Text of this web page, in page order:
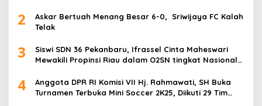
2
Askar Bertuah Menang Besar 6-0, Sriwijaya FC Kalah
Telak
3
Siswi SDN 36 Pekanbaru, Ifrassel Cinta Maheswari
Mewakili Propinsi Riau dalam O2SN tingkat Nasional
4
Anggota DPR RI Komisi VII Hj. Rahmawati, SH Buka
Turnamen Terbuka Mini Soccer 2K25, Diikuti 29 Tim